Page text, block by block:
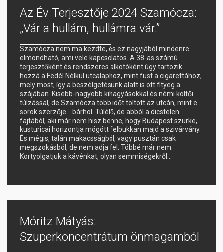
Az Év Terjesztője 2024 Szamócza:
„Vár a hullám, hullámra vár.”
Szamócza nem ma kezdte, és ez nagyjából mindenre
elmondható, ami vele kapcsolatos. A 38-as számú
terjesztőként és rendszeres alkotóként úgy tartozik
hozzá a Fedél Nélkül utcalaphoz, mint füst a cigarettához,
mely most, így a beszélgetésünk alatt is ott fityeg a
szájában. Kisebb-nagyobb kihagyásokkal és némi költői
túlzással, de Szamócza több időt töltött az utcán, mint e
sorok szerzője… bárhol. Túlélő, de abból a dicstelen
fajtából, aki már nem hisz benne, hogy Budapest szürke,
kusturicai horizontja mögött felbukkan majd a szivárvány.
És mégis, talán makacsságból, vagy pusztán csak
megszokásból, de nem adja fel. Többé már nem.
Kortyolgatjuk a kávénkat, olyan semmiségekről…
Móritz Mátyás:
Szuperkoncentrátum önmagamból